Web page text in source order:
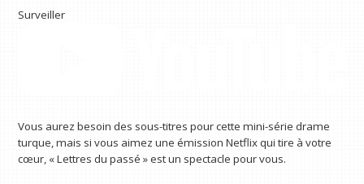
Surveiller
Vous aurez besoin des sous-titres pour cette mini-série drame
turque, mais si vous aimez une émission Netflix qui tire à votre
cœur, « Lettres du passé » est un spectacle pour vous.